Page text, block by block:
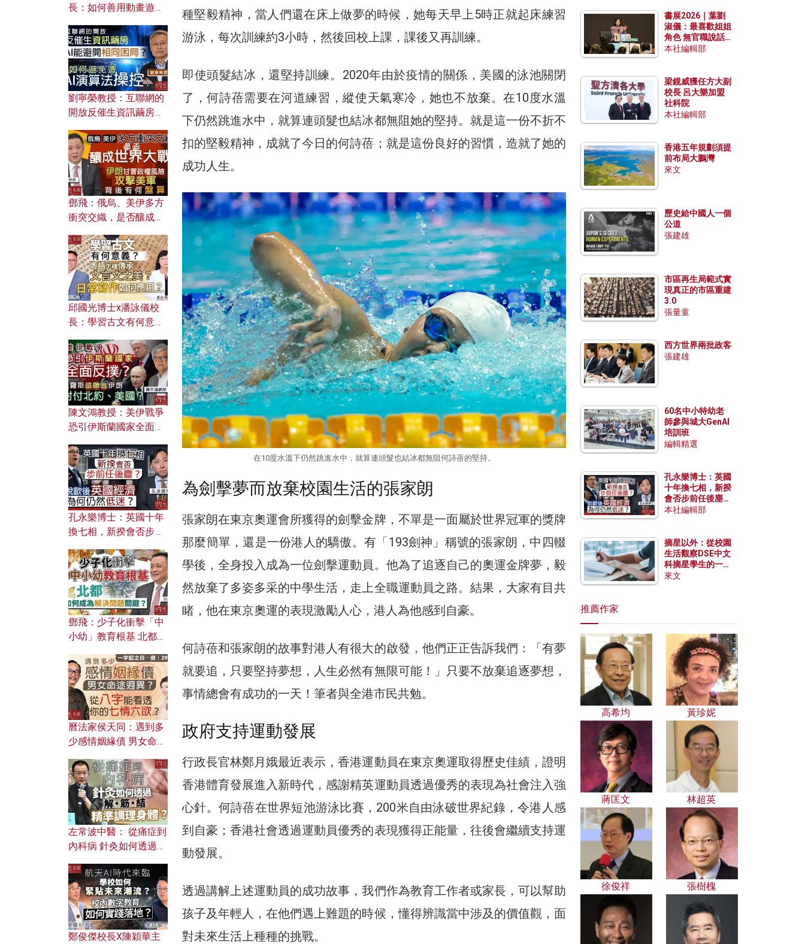
種堅毅精神，當人們還在床上做夢的時候，她每天早上5時正就起床練習
游泳，每次訓練約3小時，然後回校上課，課後又再訓練。
即使頭髮結冰，還堅持訓練。2020年由於疫情的關係，美國的泳池關閉
了，何詩蓓需要在河道練習，縱使天氣寒冷，她也不放棄。在10度水溫
下仍然跳進水中，就算連頭髮也結冰都無阻她的堅持。就是這一份不折不
扣的堅毅精神，成就了今日的何詩蓓；就是這份良好的習慣，造就了她的
成功人生。
在10度水溫下仍然跳進水中，就算連頭髮也結冰都無阻何詩蓓的堅持。
為劍擊夢而放棄校園生活的張家朗
張家朗在東京奧運會所獲得的劍擊金牌，不單是一面屬於世界冠軍的獎牌
那麼簡單，還是一份港人的驕傲。有「193劍神」稱號的張家朗，中四輟
學後，全身投入成為一位劍擊運動員。他為了追逐自己的奧運金牌夢，毅
然放棄了多姿多采的中學生活，走上全職運動員之路。結果，大家有目共
睹，他在東京奧運的表現激勵人心，港人為他感到自豪。
何詩蓓和張家朗的故事對港人有很大的啟發，他們正正告訴我們：「有夢
就要追，只要堅持夢想，人生必然有無限可能！」只要不放棄追逐夢想，
事情總會有成功的一天！筆者與全港市民共勉。
政府支持運動發展
行政長官林鄭月娥最近表示，香港運動員在東京奧運取得歷史佳績，證明
香港體育發展進入新時代，感謝精英運動員透過優秀的表現為社會注入強
心針。何詩蓓在世界短池游泳比賽，200米自由泳破世界紀錄，令港人感
到自豪；香港社會透過運動員優秀的表現獲得正能量，往後會繼續支持運
動發展。
透過講解上述運動員的成功故事，我們作為教育工作者或家長，可以幫助
孩子及年輕人，在他們遇上難題的時候，懂得辨識當中涉及的價值觀，面
對未來生活上種種的挑戰。
長：如何善用動畫遊戲
劉寧榮教授：互聯網的
開放反催生資訊繭房，
何避免遭AI演算法操
控？
鄧飛：俄烏、美伊多方
衝突交織，是否釀成世
風險攻擊美軍，背後有
何盤算？
邱國光博士x潘詠儀校
長：學習古文有何意
文之美？ 日常寫作如何
應用？
陳文鴻教授：美伊戰爭
恐引伊斯蘭國家全面反
對付北約美國？
孔永樂博士：英國十年
換七相，新揆會否步前
濟為何仍然低迷？
鄧飛：少子化衝擊「中
小幼」教育根基 北都如
曆法家侯天同：遇到多
少感情姻緣債 男女命途
的七情六欲？
左常波中醫： 從痛症到
內科病 針灸如何透過解
鄭俊傑校長X陳穎華主
書展2026｜葉劉
淑儀：最喜歡姐姐
角色 無官職說話
包袱少
本社編輯部
梁鏡威獲任方大副
校長 呂大樂加盟
社科院
本社編輯部
香港五年規劃須提
前布局大鵬灣
來文
歷史給中國人一個
公道
張建雄
市區再生局範式實
現真正的市區重建
3.0
張量童
西方世界兩批政客
張建雄
60名中小特幼老
師參與城大GenAI
培訓班
編輯精選
孔永樂博士：英國
十年換七相，新揆
會否步前任後塵？
脫歐後英國經濟為
本社編輯部
摘星以外：從校園
生活觀察DSE中文
科摘星學生的一點
特質
來文
推薦作家
高希均 黃珍妮
蔣匡文 林超英
徐俊祥 張樹槐